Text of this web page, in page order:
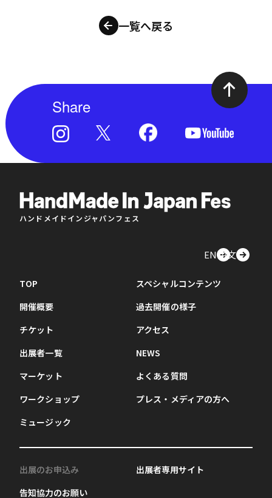
一覧へ戻る
Share
ハンドメイドインジャパンフェス
EN中文
TOP
開催概要
チケット
出展者一覧
マーケット
ワークショップ
ミュージック
スペシャルコンテンツ
過去開催の様子
アクセス
NEWS
よくある質問
プレス・メディアの方へ
出展のお申込み
告知協力のお願い
出展者専用サイト